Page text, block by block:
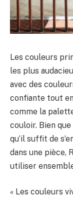
Les couleurs
les plus
avec des
confiante tout
comme la
couloir. Bien
qu’il suffit de
dans une pièce,
utiliser
« Les couleurs